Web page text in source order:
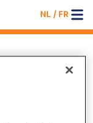
NL/FR
Please